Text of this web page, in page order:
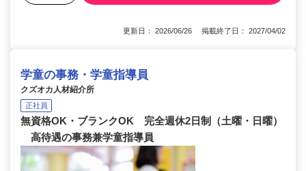
更新日： 2026/06/26 掲載終了日： 2027/04/02
学童の事務・学童指導員
クズオカ人材紹介所
正社員
無資格OK・ブランクOK 完全週休2日制（土曜・日曜）
高待遇の事務兼学童指導員